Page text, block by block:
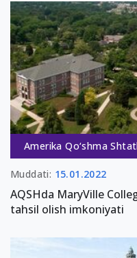
Amerika Qo‘shma
Muddati: 15.01.2022
AQSHda MaryVille
tahsil olish imkoniyati